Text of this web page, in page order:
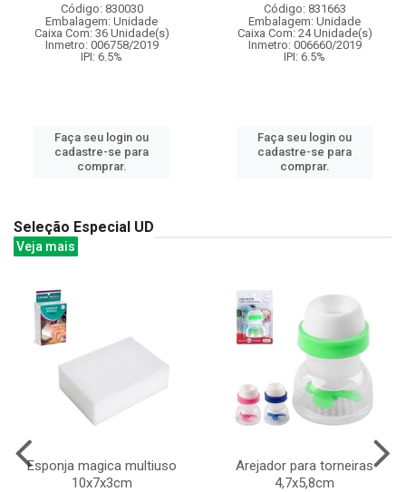
Código: 830030
Embalagem: Unidade
Caixa Com: 36 Unidade(s)
Inmetro: 006758/2019
IPI: 6.5%
Faça seu login ou
cadastre-se para
comprar.
Código: 831663
Embalagem: Unidade
Caixa Com: 24 Unidade(s)
Inmetro: 006660/2019
IPI: 6.5%
Faça seu login ou
cadastre-se para
comprar.
Seleção Especial UD
Veja mais
Esponja magica multiuso
10x7x3cm
Arejador para torneiras
4,7x5,8cm